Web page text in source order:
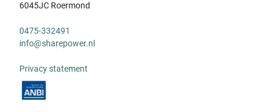
6045JC Roermond
0475-332491
info@sharepower.nl
Privacy statement